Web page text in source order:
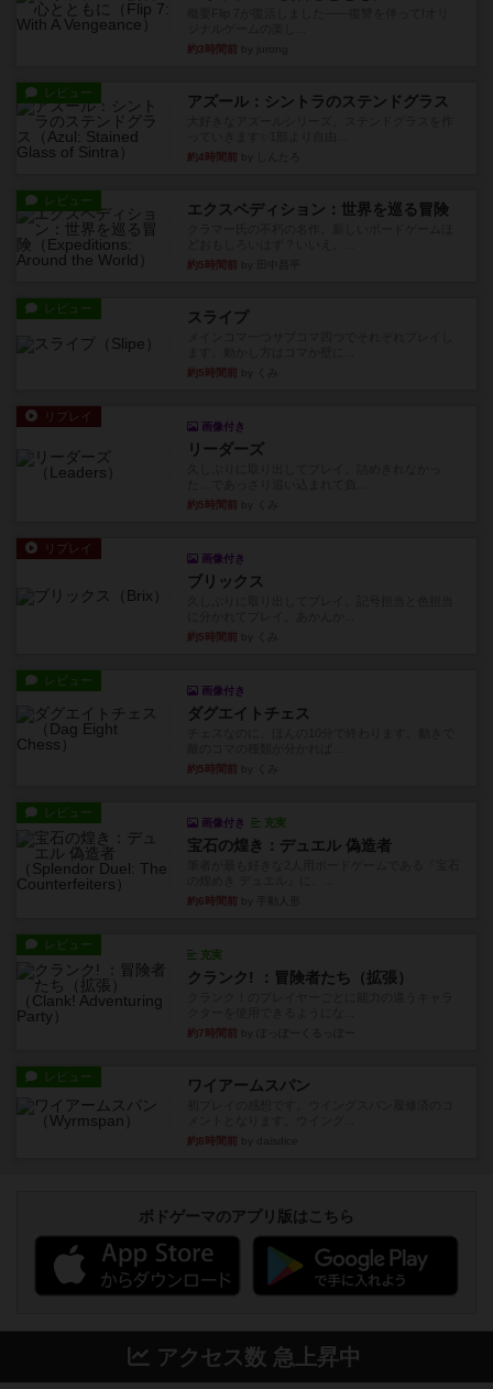
約3時間前
レビュー アズール：シントラのステンドグラス
約4時間前
レビュー エクスペディション：世界を巡る冒険
約5時間前
レビュー スライプ
約5時間前
リプレイ
画像付き
リーダーズ
約5時間前
リプレイ
画像付き
ブリックス
約5時間前
レビュー
画像付き
ダグエイトチェス
約5時間前
レビュー
画像付き 充実
宝石の煌き：デュエル 偽造者
約6時間前
レビュー
充実
クランク! ：冒険者たち（拡張）
約7時間前
レビュー ワイアームスパン
約8時間前
ボドゲーマのアプリ版はこちら
アクセス数 急上昇中